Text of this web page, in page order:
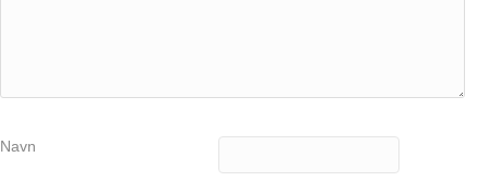
Navn